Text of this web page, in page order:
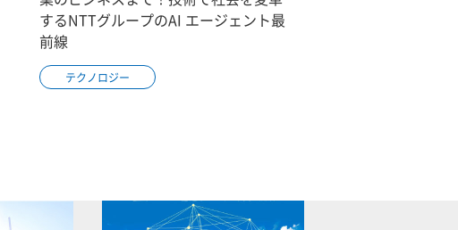
するNTTグループのAI エージェント最
前線
テクノロジー